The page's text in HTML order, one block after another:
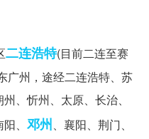
二连浩特(目前二连至赛
广州，途经二连浩特、苏
、忻州、太原、长治、
、 邓州、襄阳、荆门、